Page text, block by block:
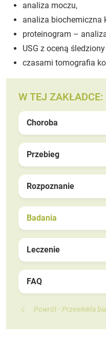
analiza moczu,
analiza biochemiczna
proteinogram –
USG z oceną
czasami tomografia
W TEJ ZAKŁADCE:
Choroba
Przebieg
Rozpoznanie
Badania
Leczenie
FAQ
Powrót - Przewlekła